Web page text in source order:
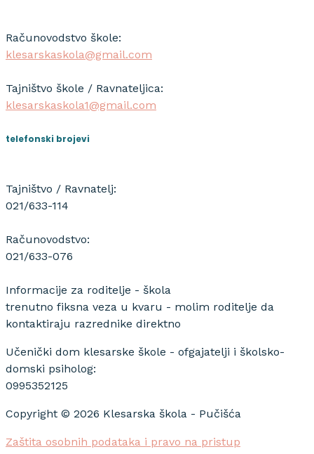
Računovodstvo škole:
klesarskaskola@gmail.com
Tajništvo škole / Ravnateljica:
klesarskaskola1@gmail.com
telefonski brojevi
Tajništvo / Ravnatelj:
021/633-114
Računovodstvo:
021/633-076
Informacije za roditelje - škola
trenutno fiksna veza u kvaru - molim roditelje da
kontaktiraju razrednike direktno
Učenički dom klesarske škole - ofgajatelji i školsko-
domski psiholog:
0995352125
Copyright © 2026 Klesarska škola - Pučišća
Zaštita osobnih podataka i pravo na pristup